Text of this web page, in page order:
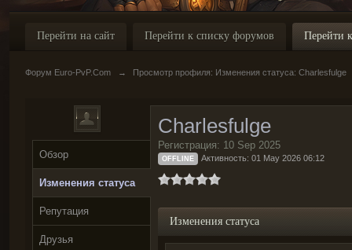
Перейти на сайт Перейти к списку форумов Перейти
Форум Euro-PvP.Com → Просмотр профиля: Изменения статуса: Charlesfulge
Обзор
Изменения статуса
Репутация
Друзья
Charlesfulge
Регистрация: 10 Sep 2025
OFFLINE Активность: 01 May 2026 06:12
Изменения статуса